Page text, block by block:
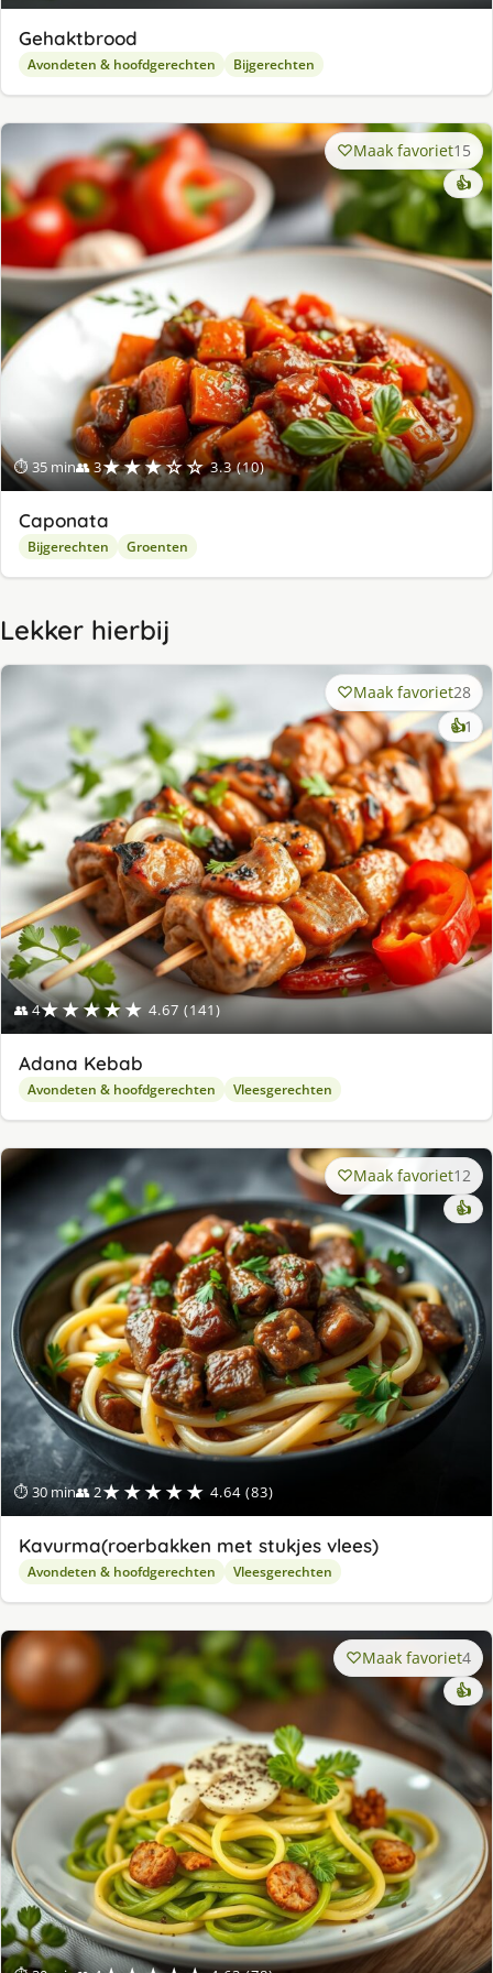
Gehaktbrood
Avondeten & hoofdgerechten Bijgerechten
⏱ 35 min👥 3★★★☆☆ 3.3 (10)
Maak favoriet15
👍
Caponata
Bijgerechten Groenten
Lekker hierbij
👥 4★★★★★ 4.67 (141)
Maak favoriet28
👍1
Adana Kebab
Avondeten & hoofdgerechten Vleesgerechten
⏱ 30 min👥 2★★★★★ 4.64 (83)
Maak favoriet12
👍
Kavurma(roerbakken met stukjes vlees)
Avondeten & hoofdgerechten Vleesgerechten
Maak favoriet4
👍